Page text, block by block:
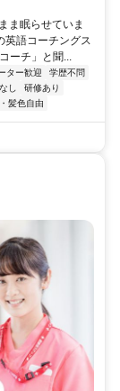
ま眠らせていま
英語コーチングス
ーチ」と聞...
ター歓迎
学歴不問
し
研修あり
髪色自由